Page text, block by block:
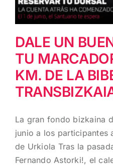
DALE UN
TU
KM. DE LA
La gran fondo bizkaina
junio a los participantes
de Urkiola Tras la
Fernando Astorki!, el